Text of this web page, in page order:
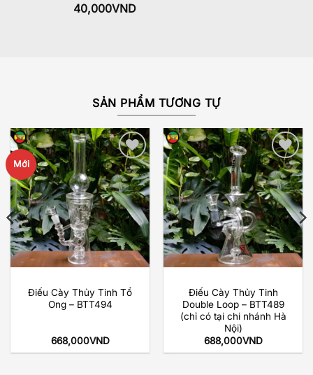
Được xếp
hạng
40,000VND
SẢN PHẨM TƯƠNG TỰ
Mới
Add to
wishlist
Điếu Cày Thủy Tinh Tổ
Ong – BTT494
668,000VND
Add to
wishlist
Điếu Cày Thủy Tinh
Double Loop – BTT489
(chỉ có tại chi nhánh Hà
Nội)
688,000VND